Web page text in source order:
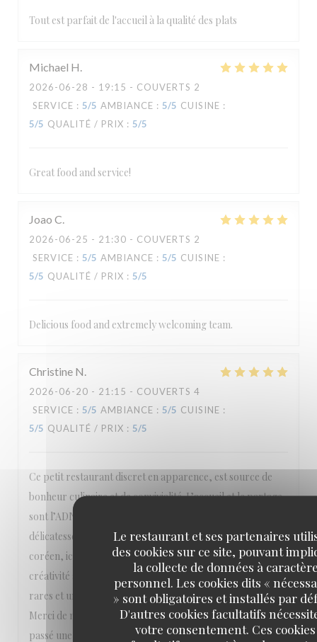
Le restaurant et ses partenaires
des cookies sur ce site, pouvant
la collecte de données à
personnel. Les cookies dits «
» sont obligatoires et installés par
D'autres cookies facultatifs
votre consentement. Ces cookies
Tout est parfait de l'accueil à la qualité des plats
Michael H
2026-06-28 - 19:15 - COUVERTS 2
SERVICE : 5/5 AMBIANCE : 5/5 CUISINE :
5/5 QUALITÉ / PRIX : 5/5
Great food and service!
Joao C
2026-06-25 - 21:30 - COUVERTS 2
SERVICE : 5/5 AMBIANCE : 5/5 CUISINE :
5/5 QUALITÉ / PRIX : 5/5
Delicious food and extremely welcoming team.
Christine N
2026-06-20 - 21:15 - COUVERTS 4
SERVICE : 5/5 AMBIANCE : 5/5 CUISINE :
5/5 QUALITÉ / PRIX : 5/5
Ce petit restaurant discret en apparence, est source de
bonheur culinaire et de convivialité. L’accueil et le partage
sont l’ADN des propriétaires. La cuisine est d’une pure
délicatesse à l’image de sa cheffe. Le mot fusion Franco
coréen, ici, n’est pas une idée marketing, mais réelle
créativité amoureuse . Sans oublier la collection de sakés
rares et une très belle carte des vins qui ravie les amateurs.
Merci de nous faire partager votre passion, nous avons
passé une merveilleuse soirée, et nos papilles ont été